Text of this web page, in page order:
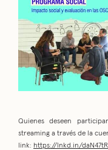
Quienes deseen
streaming a través de la
link: https://lnkd.in/